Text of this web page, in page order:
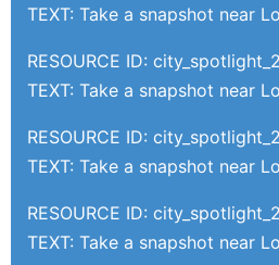
TEXT: Take a snapshot near
RESOURCE ID:
TEXT: Take a snapshot near
RESOURCE ID:
TEXT: Take a snapshot near
RESOURCE ID:
TEXT: Take a snapshot near